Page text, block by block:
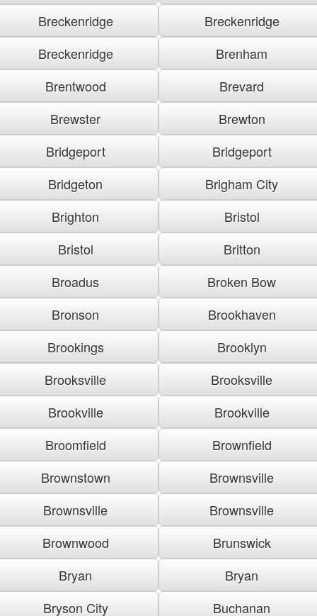
Breckenridge
Breckenridge
Breckenridge
Brenham
Brentwood
Brevard
Brewster
Brewton
Bridgeport
Bridgeport
Bridgeton
Brigham City
Brighton
Bristol
Bristol
Britton
Broadus
Broken Bow
Bronson
Brookhaven
Brookings
Brooklyn
Brooksville
Brooksville
Brookville
Brookville
Broomfield
Brownfield
Brownstown
Brownsville
Brownsville
Brownsville
Brownwood
Brunswick
Bryan
Bryan
Bryson City
Buchanan